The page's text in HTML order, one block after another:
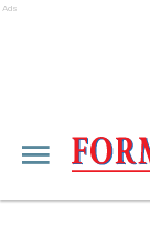
Ads